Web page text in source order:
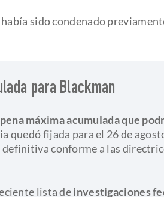
había sido condenado
para Blackman
pena máxima acumulada que
quedó fijada para el 26 de
conforme a las
lista deinvestigaciones